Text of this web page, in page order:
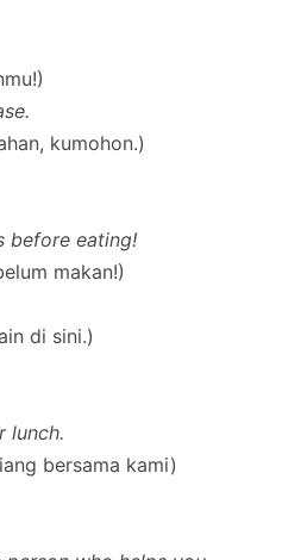
kumohon.)
before eating!
makan!)
di sini.)
lunch.
bersama kami)